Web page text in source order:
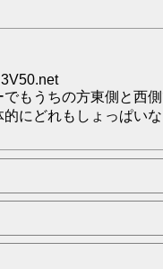
もうちの方東側と西
にどれもしょっぱい